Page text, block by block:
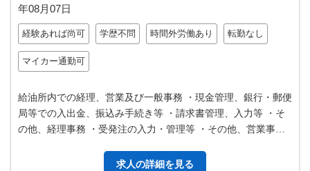
年08月07日
経験あれば尚可 学歴不問 時間外労働あり 転勤なし
マイカー通勤可
給油所内での経理、営業及び一般事務 ・現金管理、銀行・郵便
局等での入出金、振込み手続き等 ・請求書管理、入力等 ・そ
の他、経理事務 ・受発注の入力・管理等 ・その他、営業事務
求人の詳細を見る